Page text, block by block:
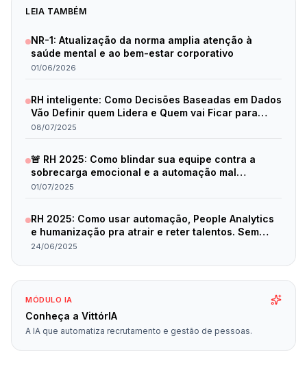
LEIA TAMBÉM
NR-1: Atualização da norma amplia atenção à
saúde mental e ao bem-estar corporativo
01/06/2026
RH inteligente: Como Decisões Baseadas em Dados
Vão Definir quem Lidera e Quem vai Ficar para
Trás em 2025
08/07/2025
🚨 RH 2025: Como blindar sua equipe contra a
sobrecarga emocional e a automação mal
planejada
01/07/2025
RH 2025: Como usar automação, People Analytics
e humanização pra atrair e reter talentos. Sem
gastar rios de dinheiro!
24/06/2025
MÓDULO IA
Conheça a VittórIA
A IA que automatiza recrutamento e gestão de pessoas.